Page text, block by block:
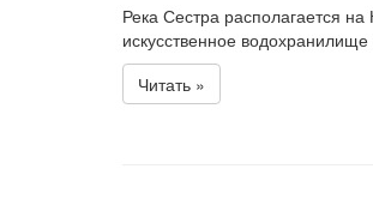
Река Сестра располагается
искусственное
Читать »